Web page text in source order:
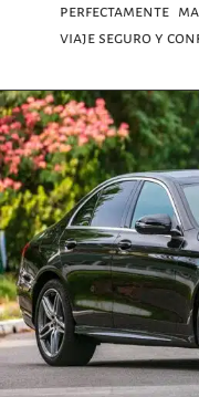
perfectamente
viaje seguro y